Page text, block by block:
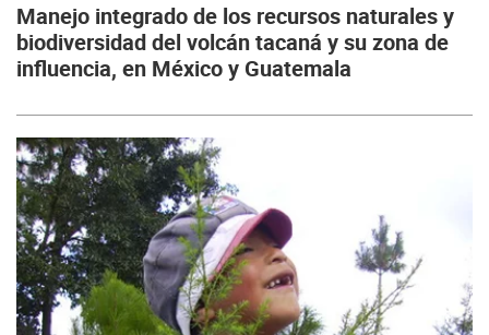
Manejo integrado de los recursos naturales y
biodiversidad del volcán tacaná y su zona de
influencia, en México y Guatemala